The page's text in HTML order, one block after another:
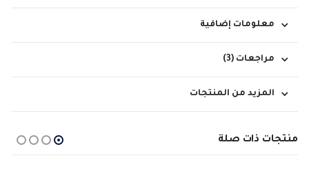
معلومات إضافية
مراجعات (3)
المزيد من المنتجات
منتجات ذات صلة